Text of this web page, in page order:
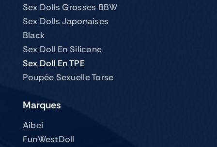
Sex Dolls Grosses BBW
Sex Dolls Japonaises
Black
Sex Doll En Silicone
Sex Doll En TPE
Poupée Sexuelle Torse
Marques
Aibei
FunWestDoll